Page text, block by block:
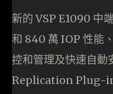
新的 VSP E1090 中
和 840 萬 IOP 性能
控和管理及快速自
Replication Plug-